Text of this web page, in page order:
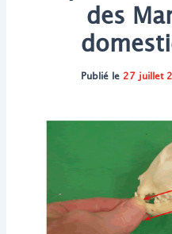
des
Publié le 27 juillet